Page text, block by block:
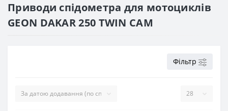
Приводи спідометра для мотоциклів
GEON DAKAR 250 TWIN CAM
Фільтр